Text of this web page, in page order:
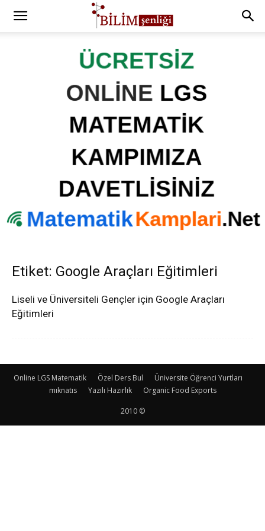
Etiket: Google Araçları Eğitimleri
Liseli ve Üniversiteli Gençler için Google Araçları
Eğitimleri
Online LGS Matematik Özel Ders Bul
Üniversite Öğrenci Yurtları
mıknatıs
Yazılı Hazırlık Organic Food Exports
2010 ©